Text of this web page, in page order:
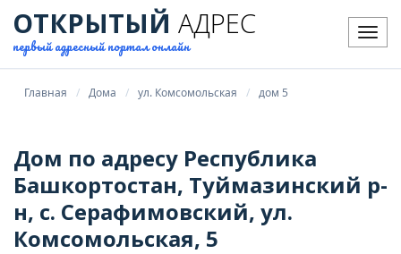
ОТКРЫТЫЙ АДРЕС
первый адресный портал онлайн
Главная Дома ул. Комсомольская дом 5
Дом по адресу Республика
Башкортостан, Туймазинский р-
н, с. Серафимовский, ул.
Комсомольская, 5